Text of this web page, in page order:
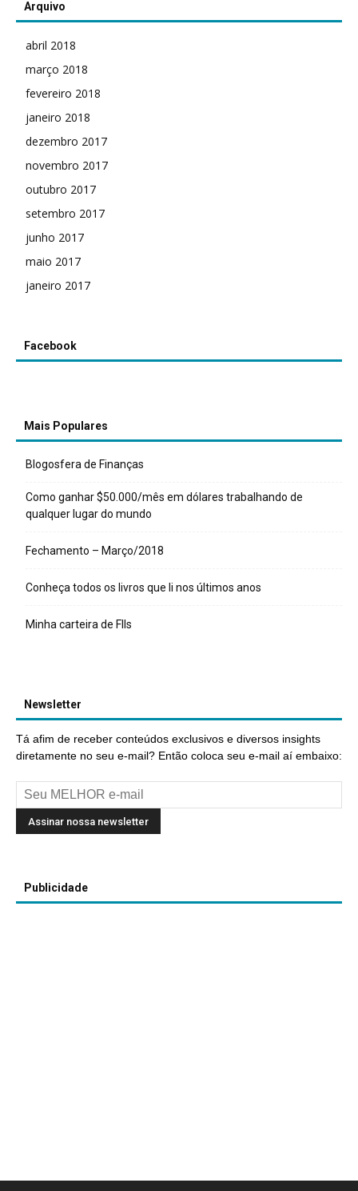
Arquivo
abril 2018
março 2018
fevereiro 2018
janeiro 2018
dezembro 2017
novembro 2017
outubro 2017
setembro 2017
junho 2017
maio 2017
janeiro 2017
Facebook
Mais Populares
Blogosfera de Finanças
Como ganhar $50.000/mês em dólares trabalhando de
qualquer lugar do mundo
Fechamento – Março/2018
Conheça todos os livros que li nos últimos anos
Minha carteira de FIIs
Newsletter
Tá afim de receber conteúdos exclusivos e diversos insights
diretamente no seu e-mail? Então coloca seu e-mail aí embaixo:
Publicidade